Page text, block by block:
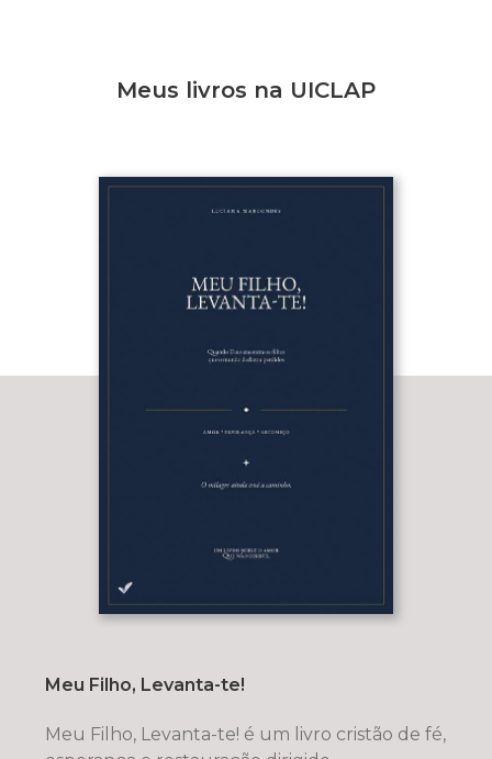
Meus livros na UICLAP
Meu Filho, Levanta-te!
Meu Filho, Levanta-te! é um livro cristão de fé,